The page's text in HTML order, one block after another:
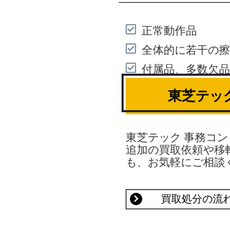
正常動作品
全体的に若干の
付属品、多数欠品
東芝テッ
東芝テック 事務コン
追加の買取依頼や移
も、お気軽にご相談
買取処分の流